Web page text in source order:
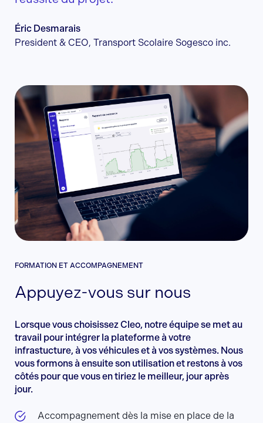
Éric Desmarais
President & CEO, Transport Scolaire Sogesco inc.
FORMATION ET ACCOMPAGNEMENT
Appuyez-vous sur nous
Lorsque vous choisissez Cleo, notre équipe se met au
travail pour intégrer la plateforme à votre
infrastucture, à vos véhicules et à vos systèmes. Nous
vous formons à ensuite son utilisation et restons à vos
côtés pour que vous en tiriez le meilleur, jour après
jour.
Accompagnement dès la mise en place de la